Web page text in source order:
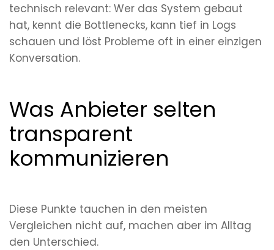
technisch relevant: Wer das System gebaut
hat, kennt die Bottlenecks, kann tief in Logs
schauen und löst Probleme oft in einer einzigen
Konversation.
Was Anbieter selten
transparent
kommunizieren
Diese Punkte tauchen in den meisten
Vergleichen nicht auf, machen aber im Alltag
den Unterschied.